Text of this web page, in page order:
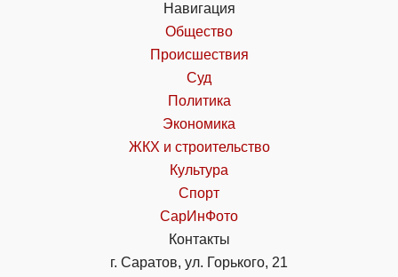
Навигация
Общество
Происшествия
Суд
Политика
Экономика
ЖКХ и строительство
Культура
Спорт
СарИнФото
Контакты
г. Саратов, ул. Горького, 21